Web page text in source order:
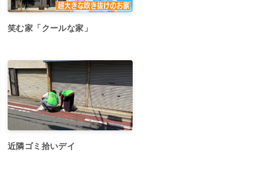
笑む家「クールな家」
近隣ゴミ拾いデイ